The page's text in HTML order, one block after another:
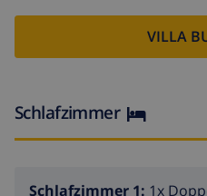
VILLA
Schlafzimmer
Schlafzimmer 1: 1x